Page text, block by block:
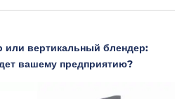
или вертикальный блендер:
вашему предприятию?